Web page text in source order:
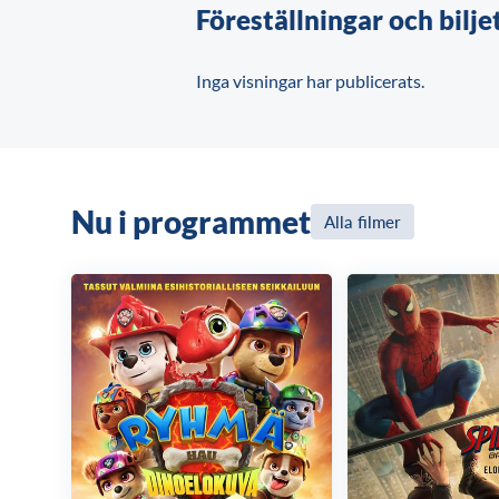
Föreställningar och
Inga visningar har publicerats.
Nu i programmet Alla filmer